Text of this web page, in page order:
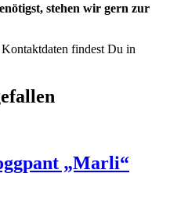
stehen wir gern zur
findest Du in
„Marli“